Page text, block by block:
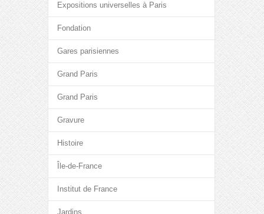
Expositions universelles à Paris
Fondation
Gares parisiennes
Grand Paris
Grand Paris
Gravure
Histoire
Île-de-France
Institut de France
Jardins